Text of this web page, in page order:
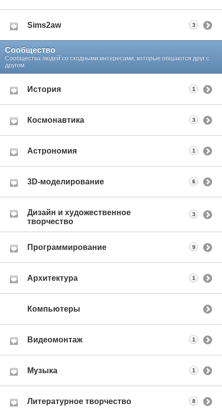
Sims2aw 3
Сообщество
Сообщества людей со сходными интересами, которые общаются друг с
другом.
История 1
Космонавтика 3
Астрономия 1
3D-моделирование 6
Дизайн и художественное
творчество
3
Программирование 9
Архитектура 1
Компьютеры
Видеомонтаж 1
Музыка 1
Литературное творчество 8